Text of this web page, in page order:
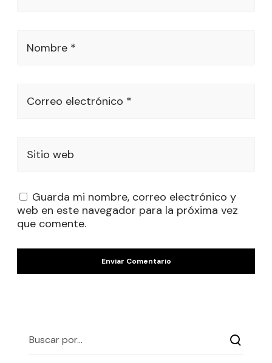
Nombre *
Correo electrónico *
Sitio web
Guarda mi nombre, correo electrónico y
web en este navegador para la próxima vez
que comente.